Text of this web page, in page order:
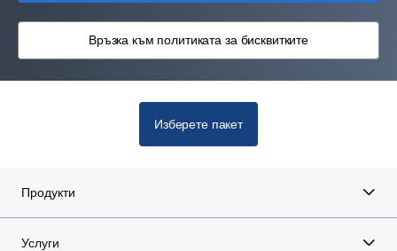
Връзка към политиката за бисквитките
Изберете пакет
Продукти
Услуги